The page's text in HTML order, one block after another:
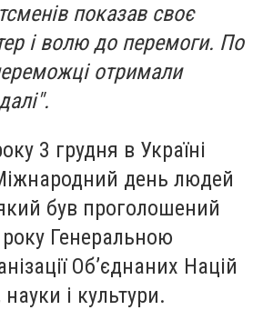
показав своє
і волю до перемоги. По
отримали
3 грудня в Україні
день людей
був проголошений
Генеральною
Об’єднаних Націй
і культури.